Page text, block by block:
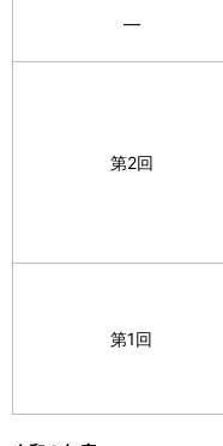
―
第2回
第1回